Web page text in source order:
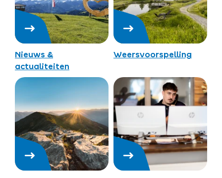
Nieuws &
actualiteiten
Weersvoorspelling